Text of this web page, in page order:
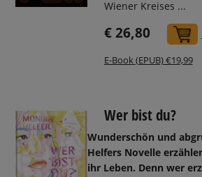
Wiener Kreises ...
€ 26,80
E-Book (EPUB) €19,99
Wer bist du?
Wunderschön und
Helfers Novelle
ihr Leben. Denn wer